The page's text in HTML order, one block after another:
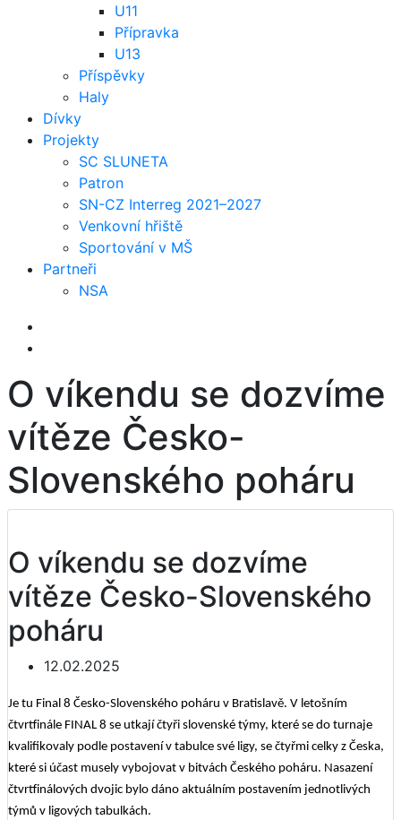
U11
Přípravka
U13
Příspěvky
Haly
Dívky
Projekty
SC SLUNETA
Patron
SN-CZ Interreg 2021–2027
Venkovní hřiště
Sportování v MŠ
Partneři
NSA
O víkendu se dozvíme
vítěze Česko-
Slovenského poháru
O víkendu se dozvíme
vítěze Česko-Slovenského
poháru
12.02.2025
Je tu Final 8 Česko-Slovenského poháru v Bratislavě. V letošním
čtvrtfinále FINAL 8 se utkají čtyři slovenské týmy, které se do turnaje
kvalifikovaly podle postavení v tabulce své ligy, se čtyřmi celky z Česka,
které si účast musely vybojovat v bitvách Českého poháru. Nasazení
čtvrtfinálových dvojic bylo dáno aktuálním postavením jednotlivých
týmů v ligových tabulkách.